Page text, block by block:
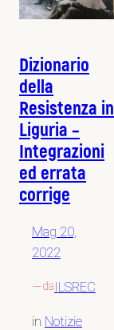
Dizionario
della
Resistenza in
Liguria –
Integrazioni
ed errata
corrige
Mag 20,
2022
—daILSREC
in Notizie